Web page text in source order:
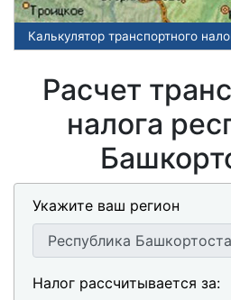
Калькулятор транспортного
Расчет
налога
Укажите ваш регион
Налог рассчитывается за: